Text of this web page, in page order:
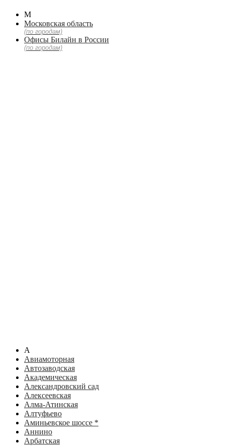
М
Московская область
(по городам)
Офисы Билайн в России
(по городам)
А
Авиамоторная
Автозаводская
Академическая
Александровский сад
Алексеевская
Алма-Атинская
Алтуфьево
Аминьевское шоссе *
Аннино
Арбатская